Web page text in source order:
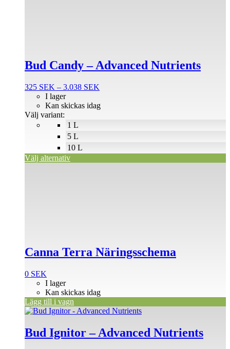
Bud Candy – Advanced Nutrients
325 SEK – 3.038 SEK
till
1 L
5 L
10 L
I lager
Kan skickas idag
Välj variant:
Välj alternativ
kan
väljas
produktsidan
Canna Terra Näringsschema
0 SEK
I lager
Kan skickas idag
Lägg till i vagn
Bud Ignitor – Advanced Nutrients
Den
produkten
har